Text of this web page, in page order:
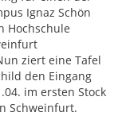
Ignaz Schön
Hochschule
ziert eine Tafel
den Eingang
im ersten Stock
Schweinfurt.